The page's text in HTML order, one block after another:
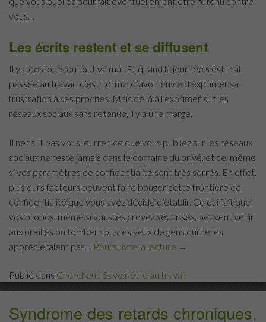
vous…
Les écrits restent et se diffusent
Il y a des jours où tout va mal. Et quand la journée s’est mal
passée au travail, c’est normal d’avoir envie d’exprimer sa
frustration à ses proches. Mais de là à l’exprimer sur les
réseaux sociaux sans retenue, il y a une marge.
Il ne faut pas vous leurrer, ce que vous publiez sur les réseaux
sociaux ne reste jamais dans le domaine du privé, et ce, même
si vos paramètres de confidentialité sont très serrés. En effet,
plusieurs facteurs peuvent faire bouger cette frontière de
confidentialité que vous avez décidé d’établir. Ce qui fait que
vos propos, même si vous les croyez sécurisés, peuvent venir
aux oreilles ou tomber sous les yeux de gens qui ne les
apprécieraient pas… Poursuivre la lecture « Attention,
pourrait
vous
faire
→
Publié dans Chercheur, Savoir être au travail
Syndrome des retards chroniques,